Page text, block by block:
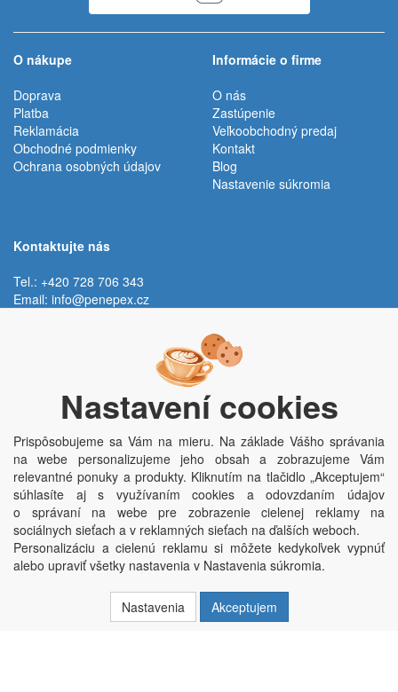
O nákupe
Doprava
Platba
Reklamácia
Obchodné podmienky
Ochrana osobných údajov
Informácie o firme
O nás
Zastúpenie
Veľkoobchodný predaj
Kontakt
Blog
Nastavenie súkromia
Kontaktujte nás
Tel.: +420 728 706 343
Email: info@penepex.cz
Trávník 2076, 686 03 Staré Město
Copyright © Penepex s.r.o. 2025, powered byABRA E-shop
Penepex s.r.o., Za Špicí 1798, 686 03 Staré Město; IČO: 03220923; DIČ:
CZ03220923; zápis do obchodního rejstříku dne 22. 7. 2014, krajský soud v
Brně oddíl C, vložka 84002
Nastavení cookies
Prispôsobujeme sa Vám na mieru. Na základe Vášho správania
na webe personalizujeme jeho obsah a zobrazujeme Vám
relevantné ponuky a produkty. Kliknutím na tlačidlo „Akceptujem“
súhlasíte aj s využívaním cookies a odovzdaním údajov
o správaní na webe pre zobrazenie cielenej reklamy na
sociálnych sieťach a v reklamných sieťach na ďalších weboch.
Personalizáciu a cielenú reklamu si môžete kedykoľvek vypnúť
alebo upraviť všetky nastavenia v Nastavenia súkromia.
Nastavenia Akceptujem